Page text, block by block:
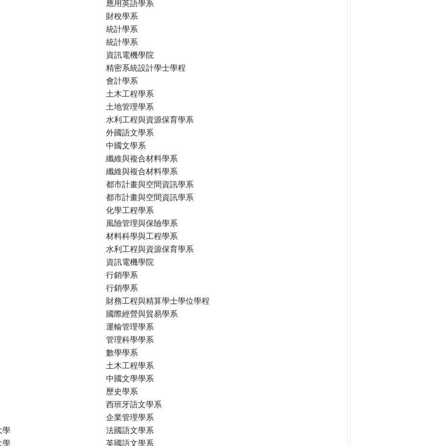
應用英語學系
財稅學系
統計學系
統計學系
資訊電機學院
精密系統設計學士學程
會計學系
土木工程學系
土地管理學系
水利工程與資源保育學系
外國語文學系
中國文學系
纖維與複合材料學系
纖維與複合材料學系
都市計畫與空間資訊學系
都市計畫與空間資訊學系
化學工程學系
風險管理與保險學系
材料科學與工程學系
水利工程與資源保育學系
資訊電機學院
行銷學系
行銷學系
財務工程與精算學士學位學程
國際經營與貿易學系
運輸管理學系
管理科學學系
數學學系
土木工程學系
中國文學學系
歷史學系
西班牙語文學系
企業管理學系
學
法國語文學系
學
英國語文學系